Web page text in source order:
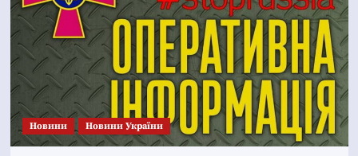
Новини Новини України